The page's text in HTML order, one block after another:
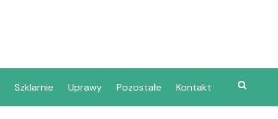
Szklarnie Uprawy Pozostałe Kontakt